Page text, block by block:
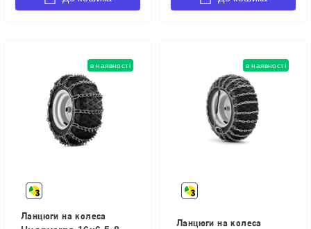
в наявності
Ланцюги на колеса
в наявності
Ланцюги на колеса